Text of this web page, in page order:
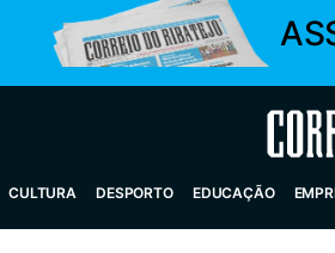
CULTURA DESPORTO EDUCAÇÃO